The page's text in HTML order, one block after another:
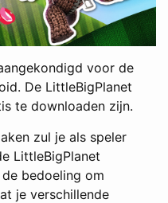
voor de
De LittleBigPlanet
te downloaden zijn.
zul je als speler
LittleBigPlanet
bedoeling om
je verschillende